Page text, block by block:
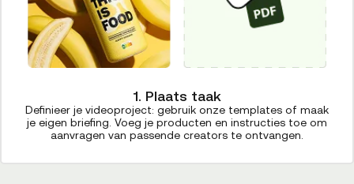
1. Plaats taak
Definieer je videoproject: gebruik onze templates of maak
je eigen briefing. Voeg je producten en instructies toe om
aanvragen van passende creators te ontvangen.